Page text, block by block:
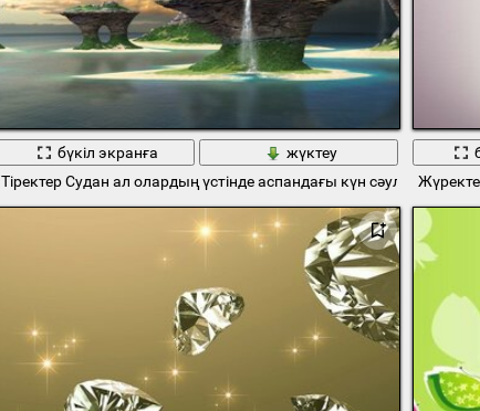
бүкіл экранға
жүктеу
Тіректер Судан ал олардың үстінде аспандағы күн сәулелері